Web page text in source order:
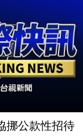
挪公款性招待